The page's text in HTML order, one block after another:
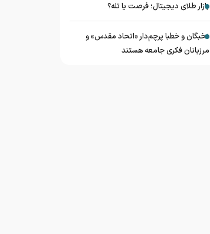
بازار طلای دیجیتال؛ فرصت یا تله؟
نخبگان و خطبا پرچم‌دار «اتحاد مقدس» و
مرزبانان فکری جامعه هستند